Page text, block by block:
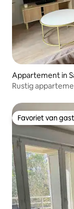
Appartement in
Rustig
Favoriet van
Favoriet van